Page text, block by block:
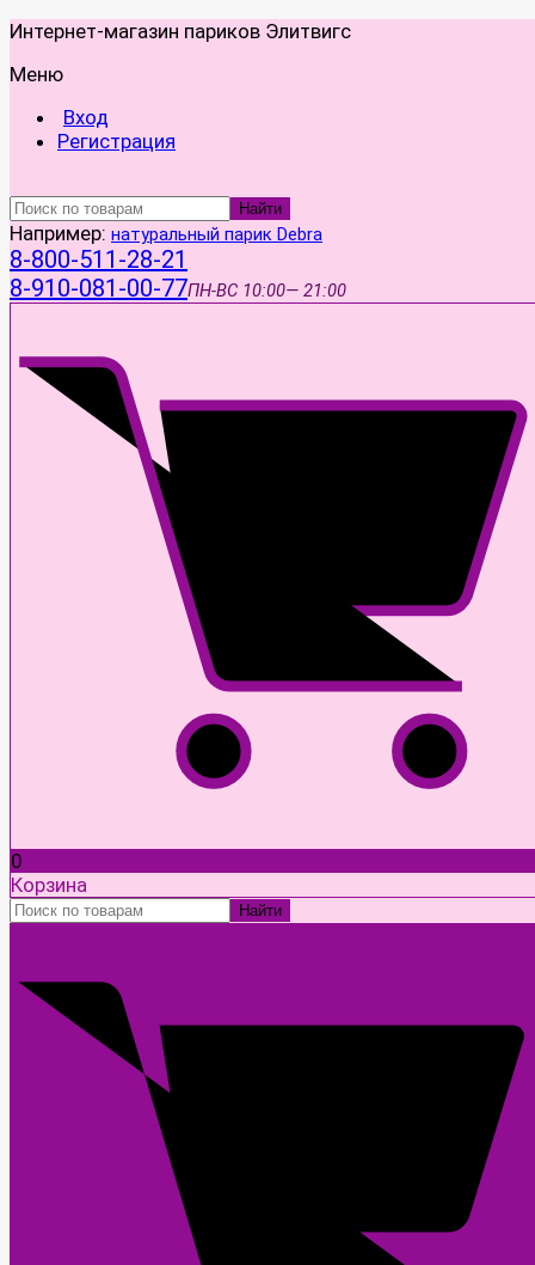
Интернет-магазин париков Элитвигс
Меню
Вход
Регистрация
Найти
Например: натуральный парик Debra
8-800-511-28-21
8-910-081-00-77ПН-ВС 10:00— 21:00
0
Корзина
Найти